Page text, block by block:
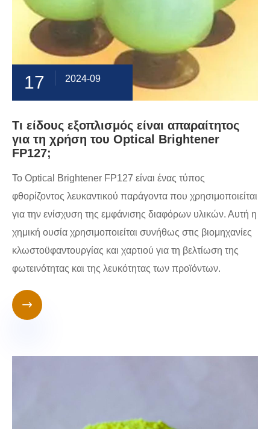
17 2024-09
Τι είδους εξοπλισμός είναι απαραίτητος
για τη χρήση του Optical Brightener
FP127;
Το Optical Brightener FP127 είναι ένας τύπος
φθορίζοντος λευκαντικού παράγοντα που χρησιμοποιείται
για την ενίσχυση της εμφάνισης διαφόρων υλικών. Αυτή η
χημική ουσία χρησιμοποιείται συνήθως στις βιομηχανίες
κλωστοϋφαντουργίας και χαρτιού για τη βελτίωση της
φωτεινότητας και της λευκότητας των προϊόντων.
